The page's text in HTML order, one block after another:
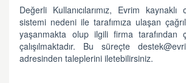
Değerli Kullanıcılarımız, Evrim
sistemi nedeni ile tarafımıza ulaşan
yaşanmakta olup ilgili firma tarafından
çalışılmaktadır. Bu süreçte
adresinden taleplerini iletebilirsiniz.